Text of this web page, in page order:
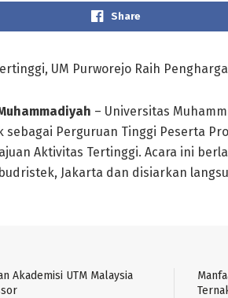
Share
UM Purworejo Raih
– Universitas
Perguruan Tinggi Peserta
Aktivitas Tertinggi. Acara ini
Jakarta dan disiarkan
Akademisi UTM Malaysia